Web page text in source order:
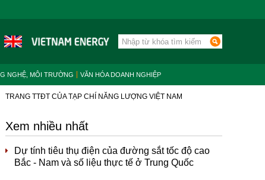
NGHỆ, MÔI TRƯỜNG VĂN HÓA DOANH NGHIỆP
TRANG TTĐT CỦA TẠP CHÍ NĂNG LƯỢNG VIỆT NAM
Xem nhiều nhất
Dự tính tiêu thụ điện của đường sắt tốc độ cao
Bắc - Nam và số liệu thực tế ở Trung Quốc